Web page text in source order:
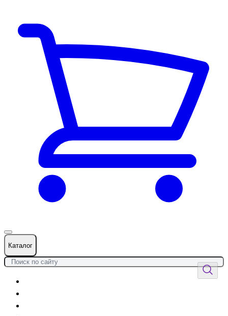
Каталог